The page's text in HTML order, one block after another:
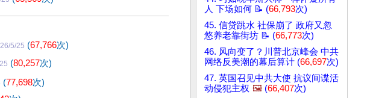
5/25 (67,766次)
(80,257次)
(77,698次)
人 下场如何 📝 (66,793次)
45. 信贷跳水 社保崩了 政府又忽
悠养老靠街坊 📝 (66,773次)
46. 风向变了？川普北京峰会 中共
网络反美潮的幕后算计 (66,697次)
47. 英国召见中共大使 抗议间谍活
动侵犯主权 🖼️ (66,407次)